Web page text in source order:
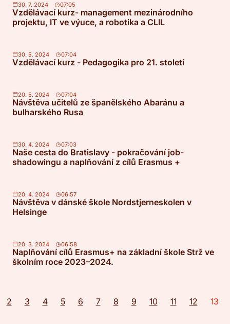
30. 7. 2024 07:05
Vzdělávací kurz- management mezinárodního
projektu, IT ve výuce, a robotika a CLIL
30. 5. 2024 07:04
Vzdělávací kurz - Pedagogika pro 21. století
20. 5. 2024 07:04
Návštěva učitelů ze španělského Abaránu a
bulharského Rusa
30. 4. 2024 07:03
Naše cesta do Bratislavy - pokračování job-
shadowingu a naplňování z cílů Erasmus +
20. 4. 2024 06:57
Návštěva v dánské škole Nordstjerneskolen v
Helsinge
20. 3. 2024 06:58
Naplňování cílů Erasmus+ na základní škole Strž ve
školním roce 2023–2024.
2 3 4 5 6 7 8 9 10 11 12 13